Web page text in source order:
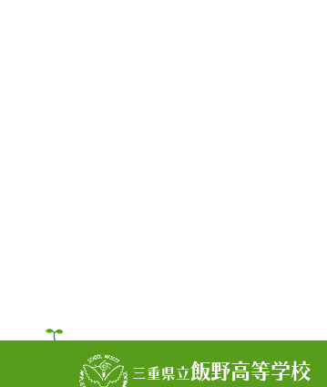
三重県立飯野高等学校